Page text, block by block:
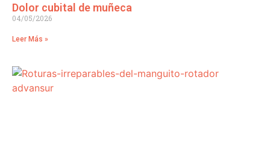
Dolor cubital de muñeca
04/05/2026
Leer Más »